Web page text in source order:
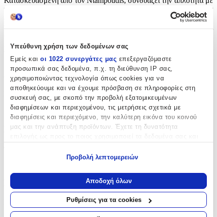
Υπεύθυνη χρήση των δεδομένων σας
Εμείς και οι 1022 συνεργάτες μας επεξεργαζόμαστε
προσωπικά σας δεδομένα, π.χ. τη διεύθυνση IP σας,
χρησιμοποιώντας τεχνολογία όπως cookies για να
αποθηκεύουμε και να έχουμε πρόσβαση σε πληροφορίες στη
συσκευή σας, με σκοπό την προβολή εξατομικευμένων
διαφημίσεων και περιεχομένου, τις μετρήσεις σχετικά με
διαφημίσεις και περιεχόμενο, την καλύτερη εικόνα του κοινού
μας και την ανάπτυξη προϊόντων. Έχετε τη δυνατότητα
Να συλλέξουμε πληροφορίες σχετικά με τη γεωγραφική
σας τοποθεσία, οι οποίες μπορεί να είναι ακριβείς σε
απόσταση μερικών μέτρων
Να αναγνωρίσουμε τη συσκευή σας σαρώνοντας ενεργά
για συγκεκριμένα χαρακτηριστικά (δακτυλικό αποτύπωμα)
Προβολή λεπτομερειών
Αποδοχή όλων
Ρυθμίσεις για τα cookies
την κομψότητα, προσφέροντας μια μοναδική αισθητική που θα
εντυπωσιάσει. Η προσεγμένη κατασκευή και η θεματική επιλογή
λαμπάδα είναι σχεδιασμένη ειδικά για κορίτσια, προσφέροντας μια
γλυκιά και ρομαντική πινελιά στην τελετή της βάπτισης.
Χαρακτηριστικά
Κατασκευαστής
Ntampoudis
Βασικά Χαρακτηριστικά
Πρόσθετα Χαρακτηριστικά